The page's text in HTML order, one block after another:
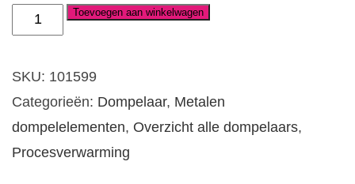
Dompelelement
IBC,
Toevoegen aan winkelwagen
SKU: 101599
Categorieën: Dompelaar, Metalen
dompelelementen, Overzicht alle dompelaars,
Procesverwarming